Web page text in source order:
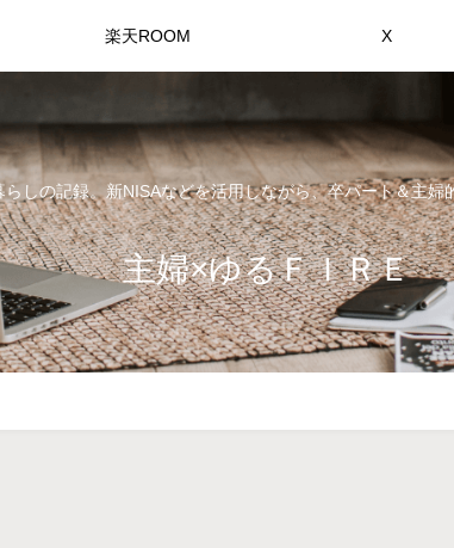
しの記録。新NISAなどを活用しながら、卒パート＆主婦
主婦×ゆるＦＩＲＥ
楽天ROOM X